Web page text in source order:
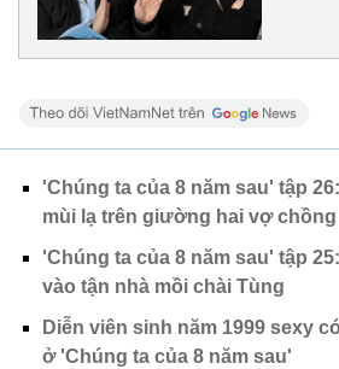
'Chúng ta của 8 năm sau' tập
mùi lạ trên giường hai vợ chồng
'Chúng ta của 8 năm sau' tập
vào tận nhà mồi chài Tùng
Diễn viên sinh năm 1999 sexy
ở 'Chúng ta của 8 năm sau'